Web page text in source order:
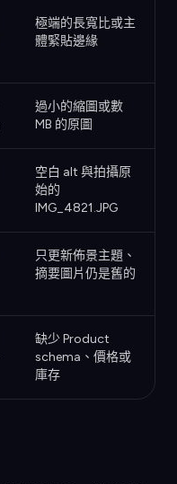
極端的長寬比或主
體緊貼邊緣
過小的縮圖或數
MB 的原圖
空白 alt 與拍攝原
始的
IMG_4821.JPG
只更新佈景主題、
摘要圖片仍是舊的
缺少 Product
schema、價格或
庫存